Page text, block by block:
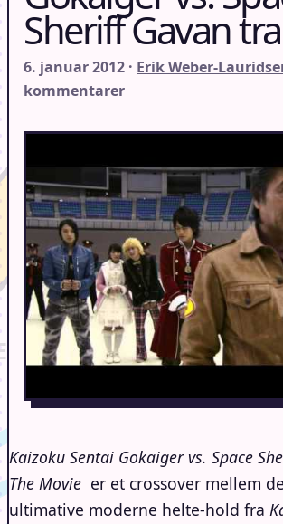
Sheriff Gavan
6. januar 2012 · Erik Weber-
kommentarer
Kaizoku Sentai Gokaiger vs. Space
The Movie er et crossover mellem
ultimative moderne helte-hold fra